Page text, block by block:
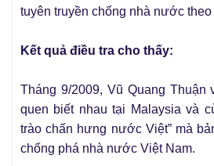
tuyên truyền chống nhà nước
Kết quả điều tra cho thấy:
Tháng 9/2009, Vũ Quang Thuận
quen biết nhau tại Malaysia và
trào chấn hưng nước Việt” mà
chống phá nhà nước Việt Nam.